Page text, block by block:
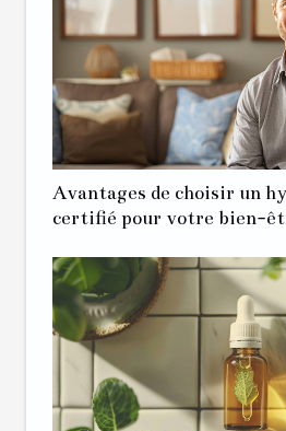
Avantages de choisir un
certifié pour votre bien-